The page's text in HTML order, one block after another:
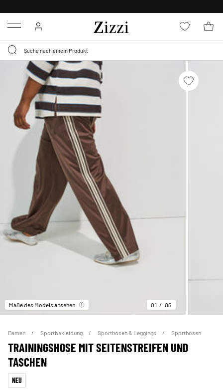
Menu
Maße des Models ansehen 01 05
Damen Sportbekleidung Sporthosen & Leggings Sporthosen
TRAININGSHOSE MIT SEITENSTREIFEN UND
TASCHEN
NEU